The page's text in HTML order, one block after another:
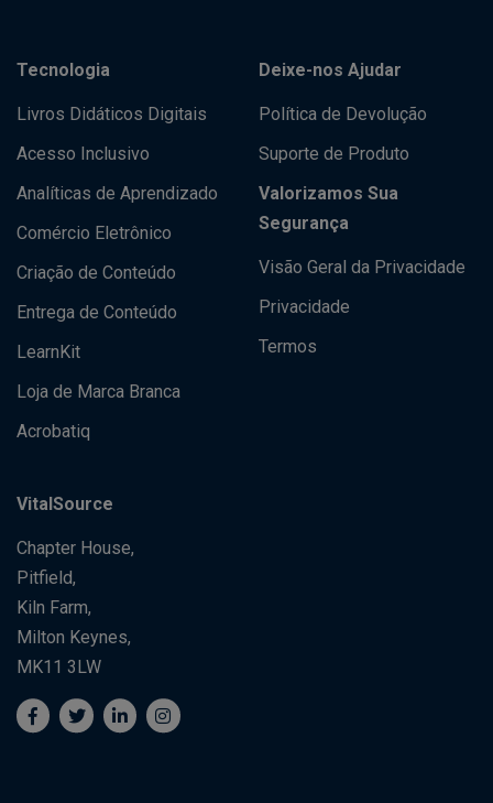
Tecnologia
Livros Didáticos Digitais
Acesso Inclusivo
Analíticas de Aprendizado
Comércio Eletrônico
Criação de Conteúdo
Entrega de Conteúdo
LearnKit
Loja de Marca Branca
Acrobatiq
Deixe-nos Ajudar
Política de Devolução
Suporte de Produto
Valorizamos Sua
Segurança
Visão Geral da Privacidade
Privacidade
Termos
VitalSource
Chapter House,
Pitfield,
Kiln Farm,
Milton Keynes,
MK11 3LW